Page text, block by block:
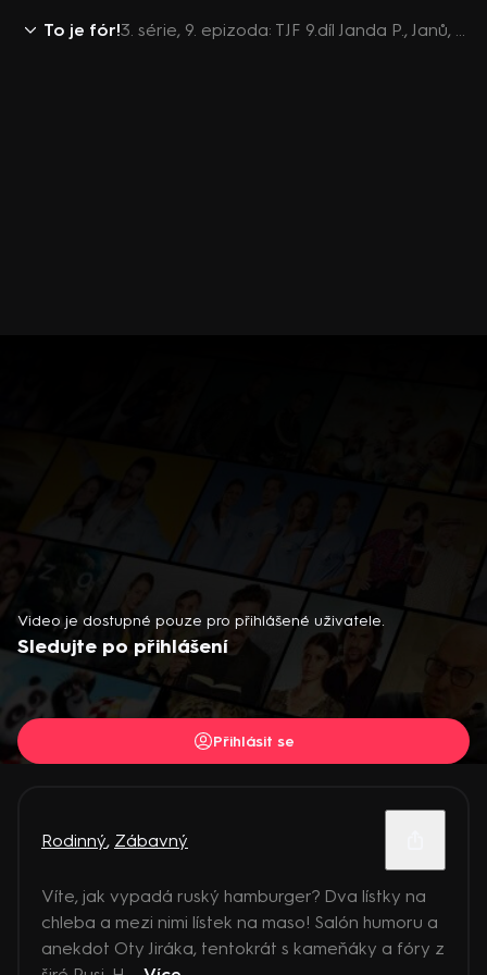
To je fór! 3. série, 9. epizoda: TJF 9.díl Janda P., Janů, Pacák
Video je dostupné pouze pro přihlášené uživatele.
Sledujte po přihlášení
Přihlásit se
Rodinný, Zábavný
Víte, jak vypadá ruský hamburger? Dva lístky na
chleba a mezi nimi lístek na maso! Salón humoru a
anekdot Oty Jiráka, tentokrát s kameňáky a fóry z